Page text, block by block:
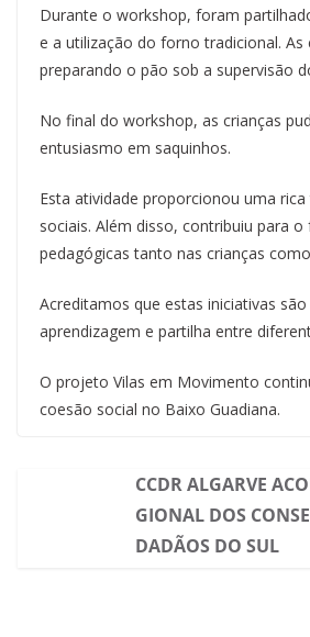
Durante o workshop, foram
e a utilização do forno tradicional.
preparando o pão sob a supervisão
No final do workshop, as crianças
entusiasmo em saquinhos.
Esta atividade proporcionou uma
sociais. Além disso, contribuiu para
pedagógicas tanto nas crianças
Acreditamos que estas iniciativas
aprendizagem e partilha entre
O projeto Vilas em Movimento
coesão social no Baixo Guadiana.
CCDR ALGARVE
GIONAL DOS
DADÃOS DO SUL